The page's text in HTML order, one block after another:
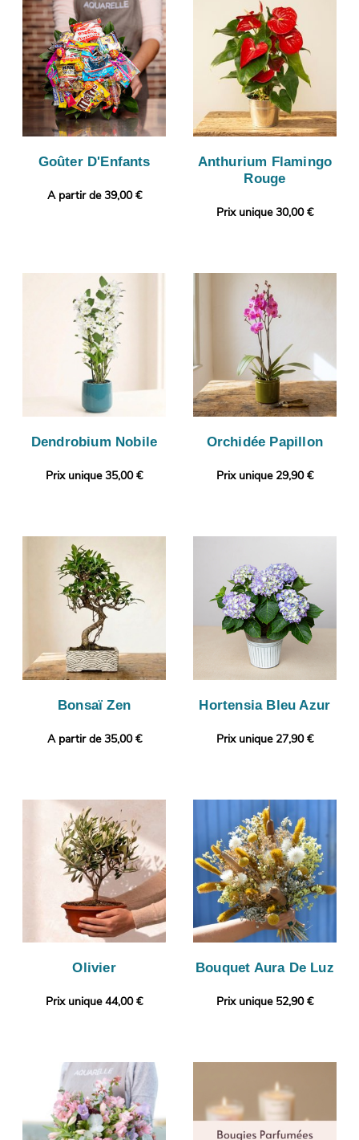
Goûter D'Enfants
A partir de 39,00 €
Anthurium Flamingo
Rouge
Prix unique 30,00 €
Dendrobium Nobile
Prix unique 35,00 €
Orchidée Papillon
Prix unique 29,90 €
Bonsaï Zen
A partir de 35,00 €
Hortensia Bleu Azur
Prix unique 27,90 €
Olivier
Prix unique 44,00 €
Bouquet Aura De Luz
Prix unique 52,90 €